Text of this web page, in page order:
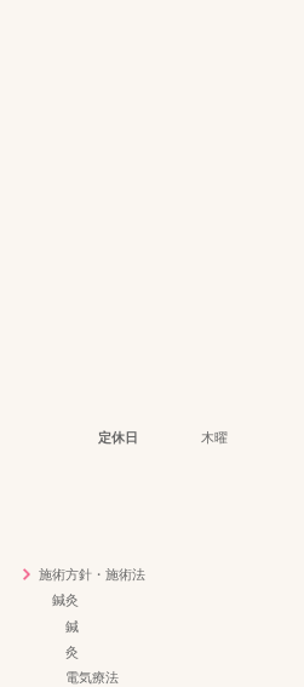
定休日 木曜
施術方針・施術法
鍼灸
鍼
灸
電気療法